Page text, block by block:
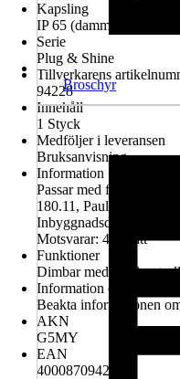
Kapsling
IP 65 (dammtät och
Serie
Plug & Shine
Tillverkarens
94228
Innehåll
1 Styck
Medföljer i leveransen
Bruksanvisning
Information
Passar med följande
180.11, Paulmann Plug
Inbyggnadsdjup
Motsvarar: 45 Watt
Funktioner
Dimbar med fjärrkontroll
Information om
Beakta informationen
AKN
G5MY
EAN
4000870942284
Broschyr